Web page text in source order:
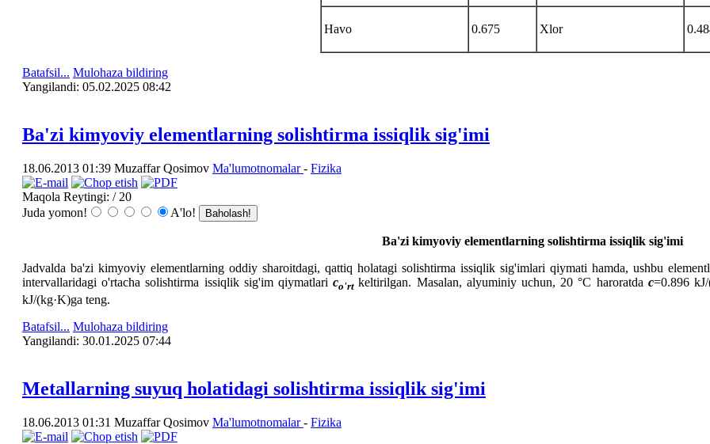
Havo 0.675 Xlor
Batafsil... Mulohaza bildiring
Yangilаndi: 05.02.2025 08:42
Ba'zi kimyoviy elementlarning solishtirma issiqlik sig'imi
18.06.2013 01:39 Muzaffar Qosimov Ma'lumotnomalar- Fizika
Maqola Reytingi: / 20
Juda yomon!
A'lo!
Ba'zi kimyoviy elementlarning solishtirma issiqlik sig'imi
Jadvalda ba'zi kimyoviy elementlarning oddiy sharoitdagi, qattiq holatagi solishtirma issiqlik sig'imlari qiymati hamda, ushbu
intervallaridagi o'rtacha solishtirma issiqlik sig'im qiymatlarico'rtkeltirilgan. Masalan, alyuminiy uchun, 20 °C haroratda c=0.896
kJ/(kg·K)ga teng.
Batafsil... Mulohaza bildiring
Yangilаndi: 30.01.2025 07:44
Metallarning suyuq holatidagi solishtirma issiqlik sig'imi
18.06.2013 01:31 Muzaffar Qosimov Ma'lumotnomalar- Fizika